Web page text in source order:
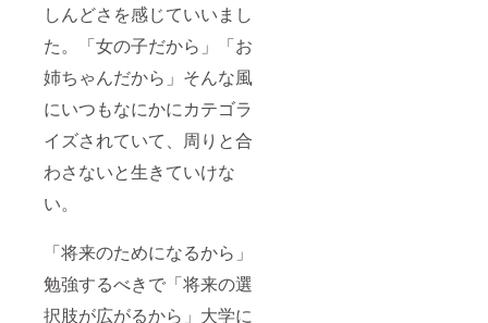
しんどさを感じていいまし
た。「女の子だから」「お
姉ちゃんだから」そんな風
にいつもなにかにカテゴラ
イズされていて、周りと合
わさないと生きていけな
い。
「将来のためになるから」
勉強するべきで「将来の選
択肢が広がるから」大学に